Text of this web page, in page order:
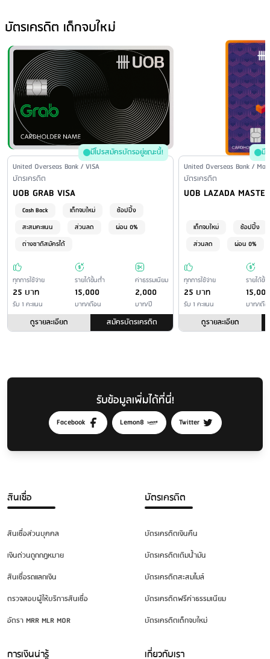
เขตต่างจังหวัด - ธนาคารกรุงไทย 20 บาท/รายการ - ธนาคารออมสิน 15
บาท/รายการ - ธนาคารเพื่อการเกษตร 15 บาท/รายการ - ธนาคารกรุง
ศรีอยุธยา 30 บาท/รายการ
ชำระผ่านเครื่อง ATM/CDM
: - ที่ทำการไปรษณีย์: 10 บาท/ รายการ (ไม่
รวม VAT) - เคาน์เตอร์เซอร์วิส : 15 บาท/ รายการ - จุดรับชำระเงินทรูมันนี่
: 15 บาท/ รายการ - จุดชำระเงิน โลตัส : 10 บาท/ รายการ - จุดชำระเงิน
เอ็มเปย์ สเตชั่น : 12 บาท/รายการ
ชำระผ่านระบบโทรศัพท์อัตโนมัติ: ไม่มีบริการ
ชำระโดยเช็คหรือธนาณัติทางไปรษณีย์: ตามอัตราที่ไปรษณีย์กำหนด
บัตรเครดิต เด็กจบใหม่
มีโปรสมัครบัตรอยู่ขณะนี้!
Issuer Name / Credit Card Type
United Overseas Bank / VISA
Financial Product Type
บัตรเครดิต
Credit Card Name
UOB GRAB VISA
Cash Back เด็กจบใหม่
ช้อปปิ้ง
สะสมคะแนน
ส่วนลด
ผ่อน 0%
ต่างชาติสมัครได้
ทุกการใช้จ่าย
25 บาท
รับ 1 คะแนน
รายได้ขั้นต่ำ
15,000
บาท/เดือน
ค่าธรรมเนียม
2,000
บาท/ปี
ดูรายละเอียด สมัครบัตรเครดิต
มี
Issuer Name / Credit
United Overseas Bank /
Financial Product Type
บัตรเครดิต
Credit Card Name
UOB LAZADA
เด็กจบใหม่
ช้อปปิ้ง
ส่วนลด
ผ่อน 0%
ทุกการใช้จ่าย
25 บาท
รับ 1 คะแนน
รายได้ขั้
15,000
บาท/เดื
ดูรายละเอียด
รับข้อมูลเพิ่มได้ที่นี่!
Facebook Lemon8 Twitter
สินเชื่อ
สินเชื่อส่วนบุคคล
เงินด่วนถูกกฎหมาย
สินเชื่อรถแลกเงิน
ตรวจสอบผู้ให้บริการสินเชื่อ
อัตรา MRR MLR MOR
บัตรเครดิต
บัตรเครดิตเงินคืน
บัตรเครดิตเติมน้ำมัน
บัตรเครดิตสะสมไมล์
บัตรเครดิตฟรีค่าธรรมเนียม
บัตรเครดิตเด็กจบใหม่
การเงินน่ารู้ เกี่ยวกับเรา